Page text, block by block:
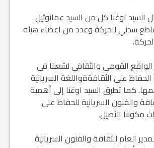
السيد اوغنا كل من السيد عمانوئيل
سدني للحركة وعدد من اعضاء هيئة
القومي والثقافي لشعبنا في
على الثقافةةواللغة السريانية
كما تطرق السيد اوغنا إلى أهمية
والفنون السريانية للحفاظ على
مكوننا الأصيل.
العام للثقافة والفنون السريانية